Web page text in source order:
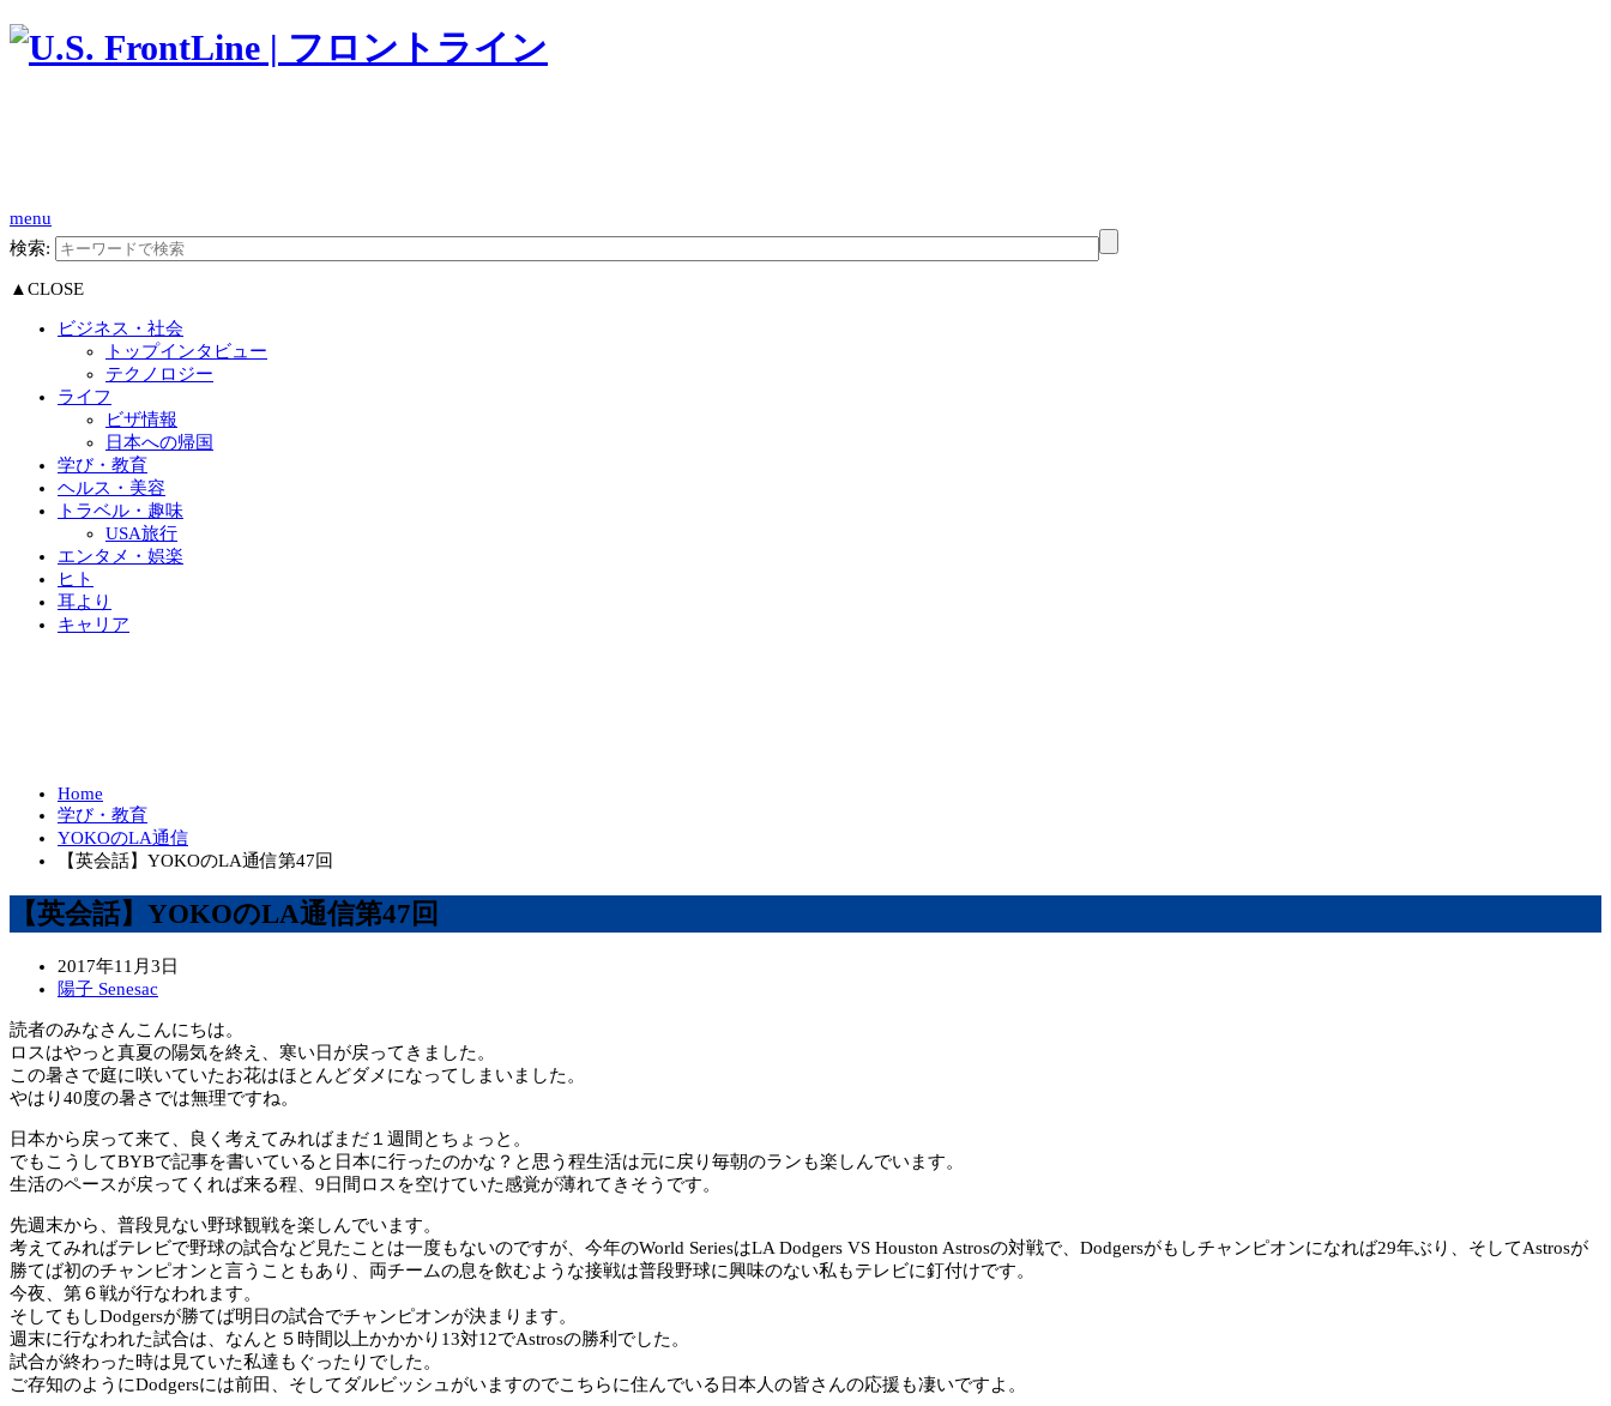
menu
検索:
▲CLOSE
ビジネス・社会
トップインタビュー
テクノロジー
ライフ
ビザ情報
日本への帰国
学び・教育
ヘルス・美容
トラベル・趣味
USA旅行
エンタメ・娯楽
ヒト
耳より
キャリア
Home
学び・教育
YOKOのLA通信
【英会話】YOKOのLA通信第47回
【英会話】YOKOのLA通信第47回
2017年11月3日
陽子 Senesac
読者のみなさんこんにちは。
ロスはやっと真夏の陽気を終え、寒い日が戻ってきました。
この暑さで庭に咲いていたお花はほとんどダメになってしまいました。
やはり40度の暑さでは無理ですね。
日本から戻って来て、良く考えてみればまだ１週間とちょっと。
でもこうしてBYBで記事を書いていると日本に行ったのかな？と思う程生活は元に戻り毎朝のランも楽しんでいます。
生活のペースが戻ってくれば来る程、9日間ロスを空けていた感覚が薄れてきそうです。
先週末から、普段見ない野球観戦を楽しんでいます。
考えてみればテレビで野球の試合など見たことは一度もないのですが、今年のWorld SeriesはLA Dodgers VS Houston Astrosの対戦で、Dodgersがもしチャンピオンになれば29年ぶり、そしてAstrosが
勝てば初のチャンピオンと言うこともあり、両チームの息を飲むような接戦は普段野球に興味のない私もテレビに釘付けです。
今夜、第６戦が行なわれます。
そしてもしDodgersが勝てば明日の試合でチャンピオンが決まります。
週末に行なわれた試合は、なんと５時間以上かかかり13対12でAstrosの勝利でした。
試合が終わった時は見ていた私達もぐったりでした。
ご存知のようにDodgersには前田、そしてダルビッシュがいますのでこちらに住んでいる日本人の皆さんの応援も凄いですよ。